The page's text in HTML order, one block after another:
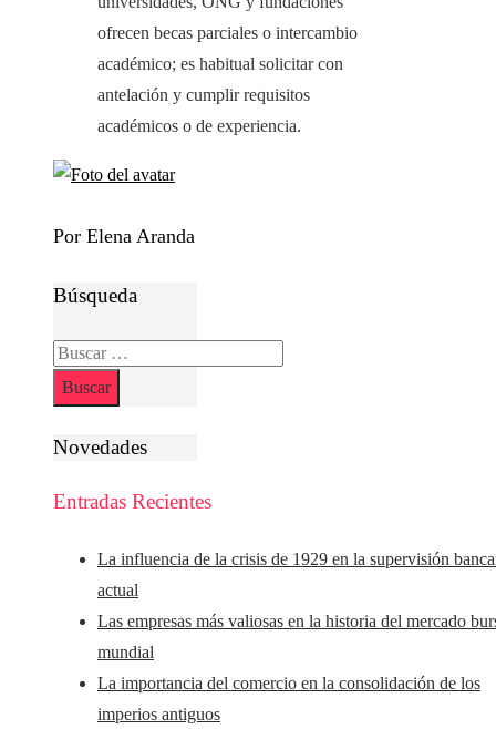
ofrecen becas parciales o intercambio
académico; es habitual solicitar con
antelación y cumplir requisitos
académicos o de experiencia.
Por Elena Aranda
Búsqueda
Buscar:
Novedades
Entradas Recientes
La influencia de la crisis de 1929 en la supervisión
actual
Las empresas más valiosas en la historia del mercado
mundial
La importancia del comercio en la consolidación de los
imperios antiguos